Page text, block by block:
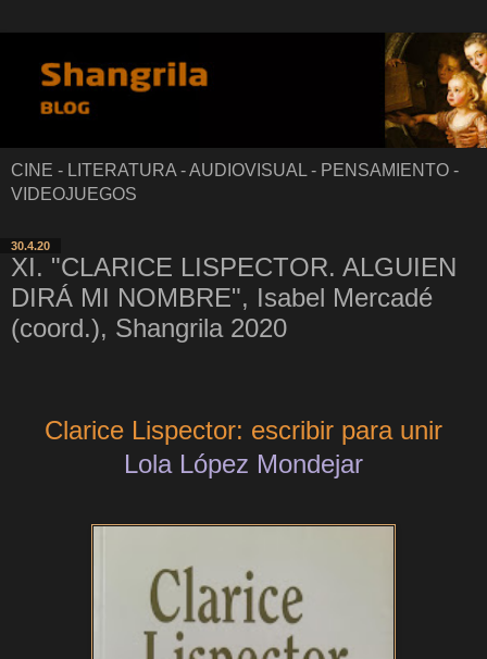
CINE - LITERATURA - AUDIOVISUAL - PENSAMIENTO -
VIDEOJUEGOS
30.4.20
XI. "CLARICE LISPECTOR. ALGUIEN
DIRÁ MI NOMBRE", Isabel Mercadé
(coord.), Shangrila 2020
Clarice Lispector: escribir para unir
Lola López Mondejar